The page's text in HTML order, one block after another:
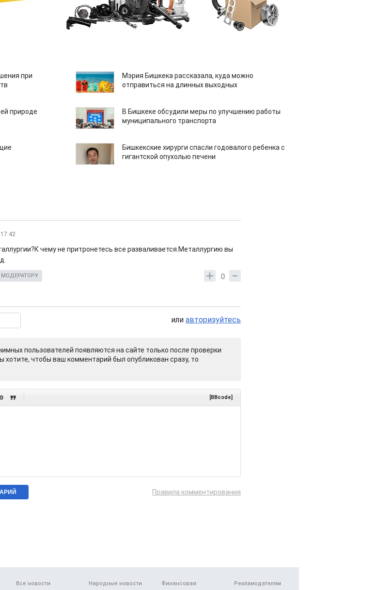
при
Мэрия Бишкека рассказала, куда можно
отправиться на длинных выходных
природе
В Бишкеке обсудили меры по улучшению работы
муниципального транспорта
Бишкекские хирурги спасли годовалого ребенка с
гигантской опухолью печени
чему не притронетесь все разваливается.Металлургию вы
0
или авторизуйтесь
пользователей появляются на сайте только после проверки
хотите, чтобы ваш комментарий был опубликован сразу, то
 [BBcode]
Правила комментирования
Все новости
Народные новости
Финансовая
Рекламодателям